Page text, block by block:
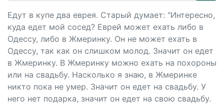
Едут в купе два еврея. Старый думает: "Интересно,
куда едет мой сосед? Еврей может ехать либо в
Одессу, либо в Жмеринку. Он не может ехать в
Одессу, так как он слишком молод. Значит он едет
в Жмеринку. В Жмеринку можно ехать на похороны
или на свадьбу. Насколько я знаю, в Жмеринке
никто пока не умер. Значит он едет на свадьбу. У
него нет подарка, значит он едет на свою свадьбу.